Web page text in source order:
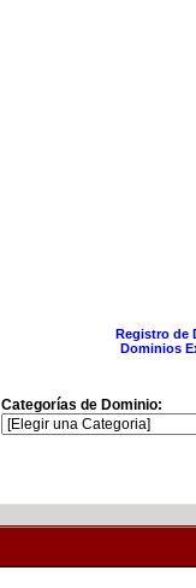
Registro de
Dominios
Categorías de Dominio: